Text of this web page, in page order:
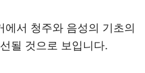
서 청주와 음성의 기초의
될 것으로 보입니다.